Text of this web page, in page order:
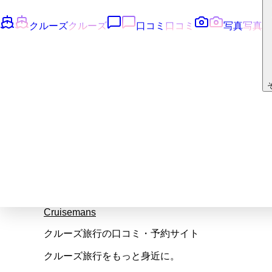
クルーズクルーズ 口コミ 口コミ 写真写真
Cruisemans
クルーズ旅行の口コミ・予約サイト
クルーズ旅行をもっと身近に。